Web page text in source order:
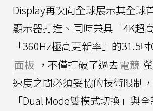
Display再次向全球展示其全球
顯示器打造、同時兼具「4K超
「360Hz極高更新率」的31.5
面板 ，不僅打破了過去電競
速度之間必須妥協的技術限制
「Dual Mode雙模式切換」與